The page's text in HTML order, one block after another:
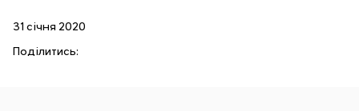
31 січня 2020
Поділитись: